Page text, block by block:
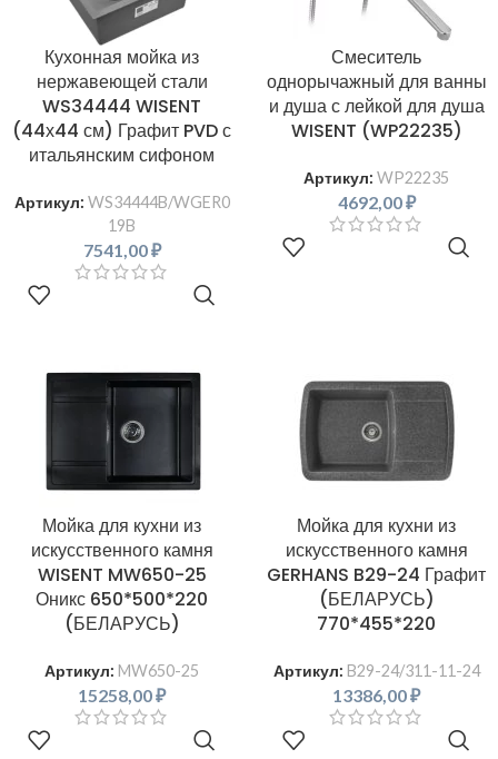
Кухонная мойка из
нержавеющей стали
WS34444 WISENT
(44х44 см) Графит PVD с
итальянским сифоном
Артикул: WS34444B/WGER0
19B
7541,00₽
Смеситель
однорычажный для ванны
и душа с лейкой для душа
WISENT (WP22235)
Артикул: WP22235
4692,00₽
Мойка для кухни из
искусственного камня
WISENT MW650-25
Оникс 650*500*220
(БЕЛАРУСЬ)
Артикул: MW650-25
15258,00₽
Мойка для кухни из
искусственного камня
GERHANS B29-24 Графит
(БЕЛАРУСЬ)
770*455*220
Артикул: B29-24/311-11-24
13386,00₽